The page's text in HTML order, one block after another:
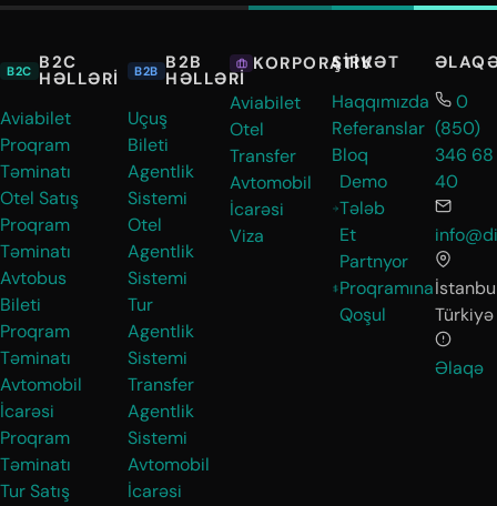
B2C B2C
HƏLLƏRI
Aviabilet
Proqram
Təminatı
Otel Satış
Proqram
Təminatı
Avtobus
Bileti
Proqram
Təminatı
Avtomobil
İcarəsi
Proqram
Təminatı
Tur Satış
B2B B2B
HƏLLƏRI
Uçuş
Bileti
Agentlik
Sistemi
Otel
Agentlik
Sistemi
Tur
Agentlik
Sistemi
Transfer
Agentlik
Sistemi
Avtomobil
İcarəsi
KORPORATIV
Aviabilet
Otel
Transfer
Avtomobil
İcarəsi
Viza
ŞIRKƏT
Haqqımızda
Referanslar
Bloq
Demo
Tələb
Et
Partnyor
Proqramına
Qoşul
0
(850)
346 68
40
Türkiyə
Əlaqə